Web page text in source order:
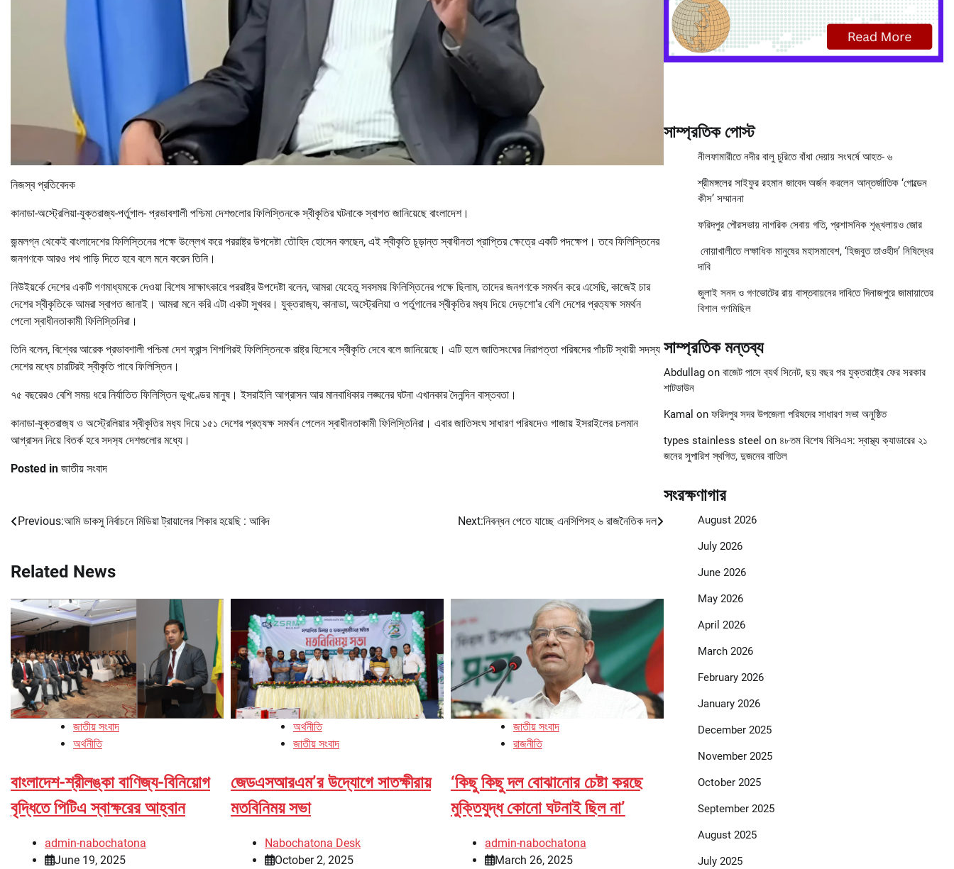
নিজস্ব প্রতিবেদক
কানাডা-অস্ট্রেলিয়া-যুক্তরাজ্য-পর্তুগাল- প্রভাবশালী পশ্চিমা দেশগুলোর ফিলিস্তিনকে স্বীকৃতির ঘটনাকে স্বাগত জানিয়েছে বাংলাদেশ।
জন্মলগ্ন থেকেই বাংলাদেশের ফিলিস্তিনের পক্ষে উল্লেখ করে পররাষ্ট্র উপদেষ্টা তৌহিদ হোসেন বলছেন, এই স্বীকৃতি চূড়ান্ত স্বাধীনতা প্রাপ্তির ক্ষেত্রে একটি পদক্ষেপ। তবে ফিলিস্তিনের
জনগণকে আরও পথ পাড়ি দিতে হবে বলে মনে করেন তিনি।
নিউইয়র্কে দেশের একটি গণমাধ্যমকে দেওয়া বিশেষ সাক্ষাৎকারে পররাষ্ট্র উপদেষ্টা বলেন, আমরা যেহেতু সবসময় ফিলিস্তিনের পক্ষে ছিলাম, তাদের জনগণকে সমর্থন করে এসেছি, কাজেই চার
দেশের স্বীকৃতিকে আমরা স্বাগত জানাই। আমরা মনে করি এটা একটা সুখবর। যুক্তরাজ‍্য, কানাডা, অস্ট্রেলিয়া ও পর্তুগালের স্বীকৃতির মধ‍্য দিয়ে দেড়শো’র বেশি দেশের প্রত‍্যক্ষ সমর্থন
পেলো স্বাধীনতাকামী ফিলিস্তিনিরা।
তিনি বলেন, বিশ্বের আরেক প্রভাবশালী পশ্চিমা দেশ ফ্রান্স শিগগিরই ফিলিস্তিনকে রাষ্ট্র হিসেবে স্বীকৃতি দেবে বলে জানিয়েছে। এটি হলে জাতিসংঘের নিরাপত্তা পরিষদের পাঁচটি স্থায়ী সদস্য
দেশের মধ্যে চারটিরই স্বীকৃতি পাবে ফিলিস্তিন।
৭৫ বছরেরও বেশি সময় ধরে নির্যাতিত ফিলিস্তিন ভূখণ্ডের মানুষ। ইসরাইলি আগ্রাসন আর মানবাধিকার লঙ্ঘনের ঘটনা এখানকার দৈনন্দিন বাস্তবতা।
কানাডা-যুক্তরাজ‍্য ও অস্ট্রেলিয়ার স্বীকৃতির মধ‍্য দিয়ে ১৫১ দেশের প্রত‍্যক্ষ সমর্থন পেলেন স্বাধীনতাকামী ফিলিস্তিনিরা। এবার জাতিসংঘ সাধারণ পরিষদেও গাজায় ইসরাইলের চলমান
আগ্রাসন নিয়ে বিতর্ক হবে সদস‍্য দেশগুলোর মধ্যে।
Posted in জাতীয় সংবাদ
Post
Previous:আমি ডাকসু নির্বাচনে মিডিয়া ট্রায়ালের শিকার হয়েছি : আবিদ Next:নিবন্ধন পেতে যাচ্ছে এনসিপিসহ ৬ রাজনৈতিক দল
Related News
জাতীয় সংবাদ
অর্থনীতি
বাংলাদেশ-শ্রীলঙ্কা বাণিজ্য-বিনিয়োগ
বৃদ্ধিতে পিটিএ স্বাক্ষরের আহ্বান
admin-nabochatona
June 19, 2025
অর্থনীতি
জাতীয় সংবাদ
জেডএসআরএম’র উদ্যোগে সাতক্ষীরায়
মতবিনিময় সভা
Nabochatona Desk
October 2, 2025
জাতীয় সংবাদ
রাজনীতি
‘কিছু কিছু দল বোঝানোর চেষ্টা করছে
মুক্তিযুদ্ধ কোনো ঘটনাই ছিল না’
admin-nabochatona
March 26, 2025
সাম্প্রতিক পোস্ট
নীলফামারীতে নদীর বালু চুরিতে বাঁধা দেয়ায় সংঘর্ষে আহত- ৬
শ্রীমঙ্গলের সাইফুর রহমান জাবেদ অর্জন করলেন আন্তর্জাতিক ‘গোল্ডেন
কীস’ সম্মাননা
ফরিদপুর পৌরসভায় নাগরিক সেবায় গতি, প্রশাসনিক শৃঙ্খলায়ও জোর
নোয়াখালীতে লক্ষাধিক মানুষের মহাসমাবেশ, ‘হিজবুত তাওহীদ’ নিষিদ্ধের
দাবি
জুলাই সনদ ও গণভোটের রায় বাস্তবায়নের দাবিতে দিনাজপুরে জামায়াতের
বিশাল গণমিছিল
সাম্প্রতিক মন্তব্য
Abdullagon বাজেট পাসে ব্যর্থ সিনেট, ছয় বছর পর যুক্তরাষ্ট্রে ফের সরকার
শাটডাউন
Kamal on ফরিদপুর সদর উপজেলা পরিষদের সাধারণ সভা অনুষ্ঠিত
types stainless steel on ৪৮তম বিশেষ বিসিএস: স্বাস্থ্য ক্যাডারের ২১
জনের সুপারিশ স্থগিত, দুজনের বাতিল
সংরক্ষণাগার
August 2026
July 2026
June 2026
May 2026
April 2026
March 2026
February 2026
January 2026
December 2025
November 2025
October 2025
September 2025
August 2025
July 2025